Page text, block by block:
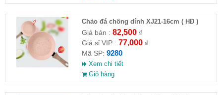
Chảo đá chống dính XJ21-16cm ( HĐ )
Giá bán : 82,500₫
Giá sỉ VIP : 77,000₫
Mã SP: 9280
Xem chi tiết
Giỏ hàng